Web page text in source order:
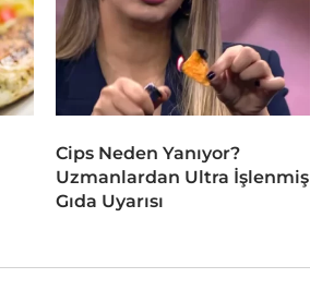
Cips Neden Yanıyor?
Uzmanlardan Ultra İşlenmiş
Gıda Uyarısı